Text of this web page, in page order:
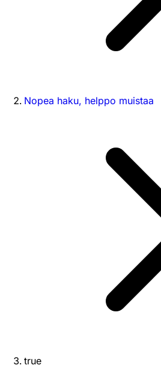
Nopea haku, helppo muistaa
true